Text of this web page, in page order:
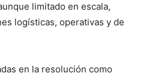
limitado en escala,
logísticas, operativas y de
en la resolución como